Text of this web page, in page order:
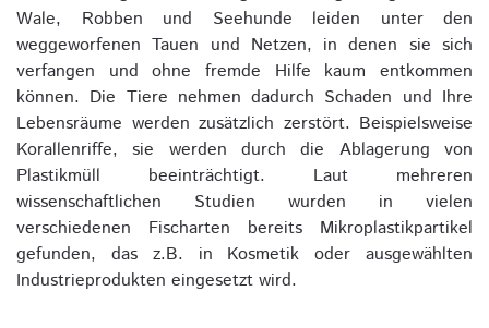
Wale, Robben und Seehunde leiden unter den
weggeworfenen Tauen und Netzen, in denen sie sich
verfangen und ohne fremde Hilfe kaum entkommen
können. Die Tiere nehmen dadurch Schaden und Ihre
Lebensräume werden zusätzlich zerstört. Beispielsweise
Korallenriffe, sie werden durch die Ablagerung von
Plastikmüll beeinträchtigt. Laut mehreren
wissenschaftlichen Studien wurden in vielen
verschiedenen Fischarten bereits Mikroplastikpartikel
gefunden, das z.B. in Kosmetik oder ausgewählten
Industrieprodukten eingesetzt wird.